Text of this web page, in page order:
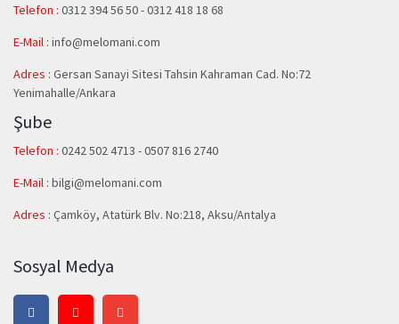
Telefon : 0312 394 56 50-0312 418 18 68
E-Mail : info@melomani.com
Adres : Gersan Sanayi Sitesi Tahsin Kahraman Cad. No:72
Yenimahalle/Ankara
Şube
Telefon : 0242 502 4713 - 0507 816 2740
E-Mail : bilgi@melomani.com
Adres : Çamköy, Atatürk Blv. No:218, Aksu/Antalya
Sosyal Medya